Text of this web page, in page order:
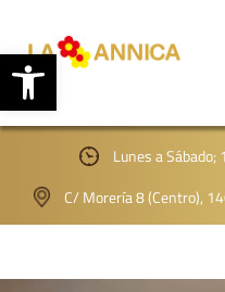
Abrir barra de herramientas
Lunes a
C/ Morería 8 (Centro),